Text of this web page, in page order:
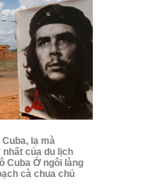
lạ mà
của du lịch
Cuba Ở ngôi làng
cà chua chủ